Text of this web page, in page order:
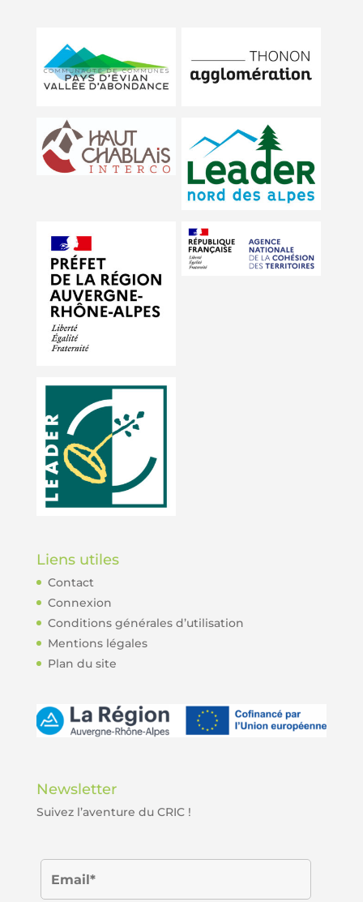
Liens utiles
Contact
Connexion
Conditions générales d’utilisation
Mentions légales
Plan du site
Newsletter
Suivez l’aventure du CRIC !